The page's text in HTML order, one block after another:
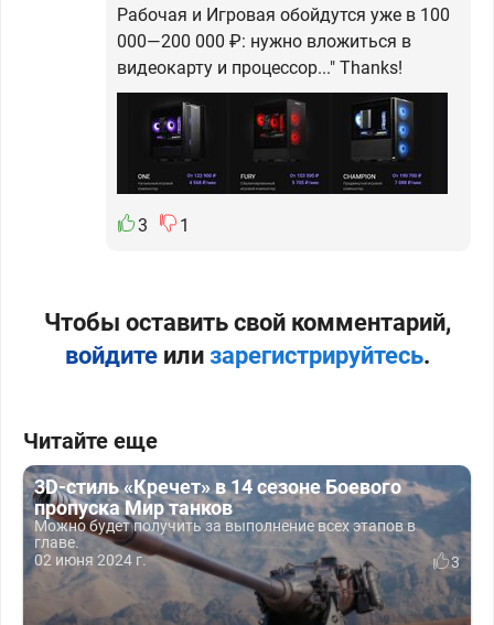
Рабочая и Игровая обойдутся уже в 100
000—200 000 ₽: нужно вложиться в
видеокарту и процессор..." Thanks!
3 1
Чтобы оставить свой комментарий,
войдитеили зарегистрируйтесь.
Читайте еще
3D-стиль «Кречет» в 14 сезоне Боевого
пропуска Мир танков
Можно будет получить за выполнение всех этапов в
главе.
02 июня 2024 г.
3